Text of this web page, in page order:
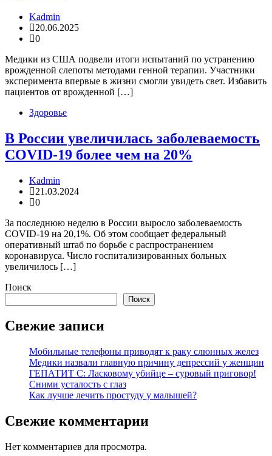
Kadmin
20.06.2025
0
Медики из США подвели итоги испытаний по устранению
врожденной слепоты методами генной терапии. Участники
эксперимента впервые в жизни смогли увидеть свет. Избавить
пациентов от врожденной […]
Здоровье
В России увеличилась заболеваемость
COVID-19 более чем на 20%
Kadmin
21.03.2024
0
За последнюю неделю в России выросло заболеваемость
COVID-19 на 20,1%. Об этом сообщает федеральный
оперативный штаб по борьбе с распространением
коронавируса. Число госпитализированных больных
увеличилось […]
Поиск
Поиск
Свежие записи
Мобильные телефоны приводят к раку слюнных желез
Медики назвали главную причину депрессий у женщин
ГЕПАТИТ С: Ласковому убийце – суровый приговор!
Сними усталость с глаз
Как лучше лечить простуду у малышей?
Свежие комментарии
Нет комментариев для просмотра.